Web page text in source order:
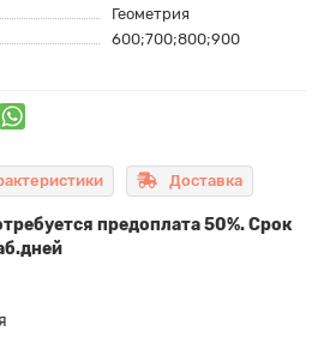
Геометрия
600;700;800;900
Доставка
предоплата 50%. Срок